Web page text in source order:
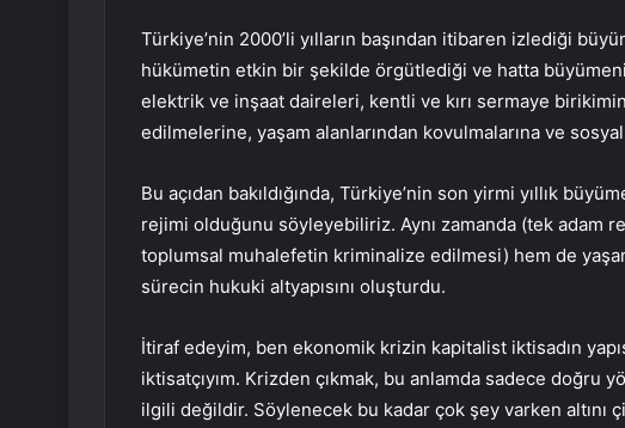
Türkiye’nin 2000’li yılların başından itibaren izlediği
hükümetin etkin bir şekilde örgütlediği ve hatta
elektrik ve inşaat daireleri, kentli ve kırı sermaye
edilmelerine, yaşam alanlarından kovulmalarına ve
Bu açıdan bakıldığında, Türkiye’nin son yirmi yıllık
rejimi olduğunu söyleyebiliriz. Aynı zamanda (tek adam
toplumsal muhalefetin kriminalize edilmesi) hem de
sürecin hukuki altyapısını oluşturdu.
İtiraf edeyim, ben ekonomik krizin kapitalist iktisadın
iktisatçıyım. Krizden çıkmak, bu anlamda sadece doğru
ilgili değildir. Söylenecek bu kadar çok şey varken altını